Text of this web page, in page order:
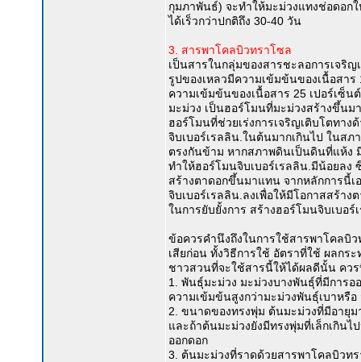
กุมภาพันธ์) จะทำให้มะม่วงแทงช่อดอก
ได้เร็วกว่าปกติถึง 30-40 วัน
3. สารพาโคลบิวทราโซล
เป็นสารในกลุ่มของสารชะลอการเจ
รูปของเหลวมีความเข้มข้นของเนื้อสา
ความเข้มข้นของเนื้อสาร 25 เปอร์เซ็
มะม่วง เป็นฮอร์โมนที่มะม่วงสร้างขึ้นม
ฮอร์โมนที่ช่วยเร่งการเจริญเติบโตทา
จิบเบอร์เรลลิน.ในต้นมากเกินไป ในส
ตรงกันข้าม หากสภาพดินเป็นดินที่แห้ง
ทำให้ฮอร์โมนจิบเบอร์เรลลิน.มีน้อยลง
สร้างตาดอกขึ้นมาแทน จากหลักการนี้
จิบเบอร์เรลลิน.ลงเพื่อให้มีโอกาสสร้า
ในการยับยั้งการ สร้างฮอร์โมนจิบเบอร์
ข้อควรคำนึงถึงในการใช้สารพาโคลบิ
เสียก่อน ทั้งวิธีการใช้ อัตราที่ใช้ ผลกร
ชาวสวนที่จะใช้สารนี้ให้ได้ผลดีนั้น คว
1. พันธุ์มะม่วง มะม่วงบางพันธุ์ที่มีการ
ความเข้มข้นสูงกว่ามะม่วงพันธุ์เบาหรื
2. ขนาดของทรงพุ่ม ต้นมะม่วงที่มีอายุ
และถ้าต้นมะม่วงยังมีทรงพุ่มที่เล็กเกิน
ออกดอก
3. ต้นมะม่วงที่ราดด้วยสารพาโคลบิวท